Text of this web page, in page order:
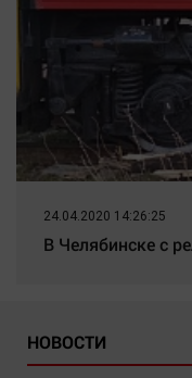
24.04.2020 14:26:25
В Челябинске с
НОВОСТИ